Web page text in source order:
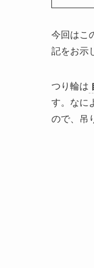
今回はこ
記をお示
つり輪は
す。なに
ので、吊